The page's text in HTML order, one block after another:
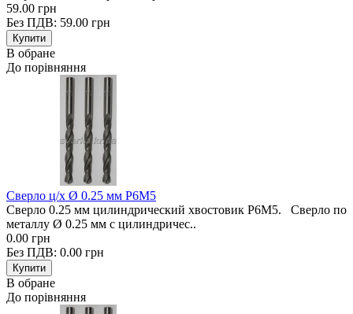
59.00 грн
Без ПДВ: 59.00 грн
В обране
До порівняння
Сверло ц/х Ø 0.25 мм Р6М5
Сверло 0.25 мм цилиндрический хвостовик Р6М5. Сверло по
металлу Ø 0.25 мм с цилиндричес..
0.00 грн
Без ПДВ: 0.00 грн
В обране
До порівняння